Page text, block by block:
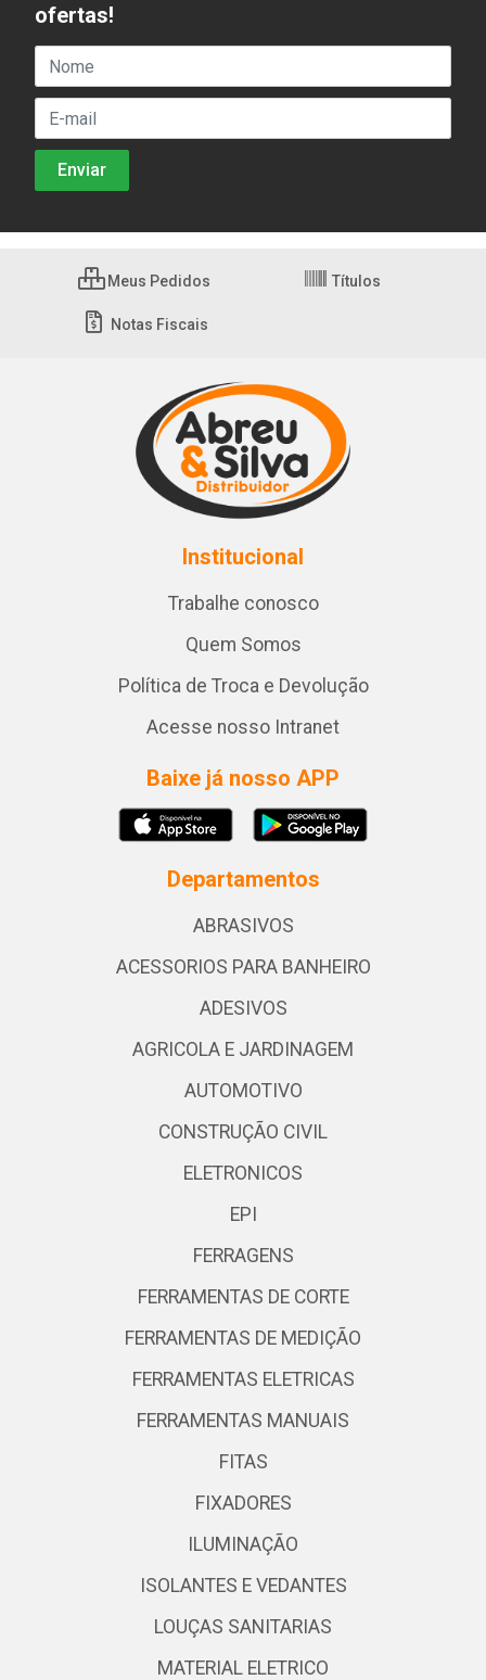
ofertas!
Meus Pedidos Títulos
Notas Fiscais
Institucional
Trabalhe conosco
Quem Somos
Política de Troca e Devolução
Acesse nosso Intranet
Baixe já nosso APP
Departamentos
ABRASIVOS
ACESSORIOS PARA BANHEIRO
ADESIVOS
AGRICOLA E JARDINAGEM
AUTOMOTIVO
CONSTRUÇÃO CIVIL
ELETRONICOS
EPI
FERRAGENS
FERRAMENTAS DE CORTE
FERRAMENTAS DE MEDIÇÃO
FERRAMENTAS ELETRICAS
FERRAMENTAS MANUAIS
FITAS
FIXADORES
ILUMINAÇÃO
ISOLANTES E VEDANTES
LOUÇAS SANITARIAS
MATERIAL ELETRICO